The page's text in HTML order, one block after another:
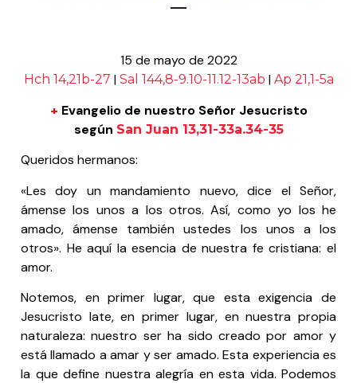
15 de mayo de 2022
Hch 14,21b-27 | Sal 144,8-9.10-11.12-13ab | Ap 21,1-5a
+ Evangelio de nuestro Señor Jesucristo
según San Juan 13,31-33a.34-35
Queridos hermanos:
«Les doy un mandamiento nuevo, dice el Señor,
ámense los unos a los otros. Así, como yo los he
amado, ámense también ustedes los unos a los
otros». He aquí la esencia de nuestra fe cristiana: el
amor.
Notemos, en primer lugar, que esta exigencia de
Jesucristo late, en primer lugar, en nuestra propia
naturaleza: nuestro ser ha sido creado por amor y
está llamado a amar y ser amado. Esta experiencia es
la que define nuestra alegría en esta vida. Podemos